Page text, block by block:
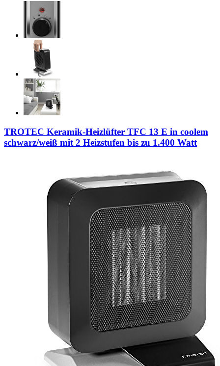
TROTEC Keramik-Heizlüfter TFC 13 E in coolem
schwarz/weiß mit 2 Heizstufen bis zu 1.400 Watt